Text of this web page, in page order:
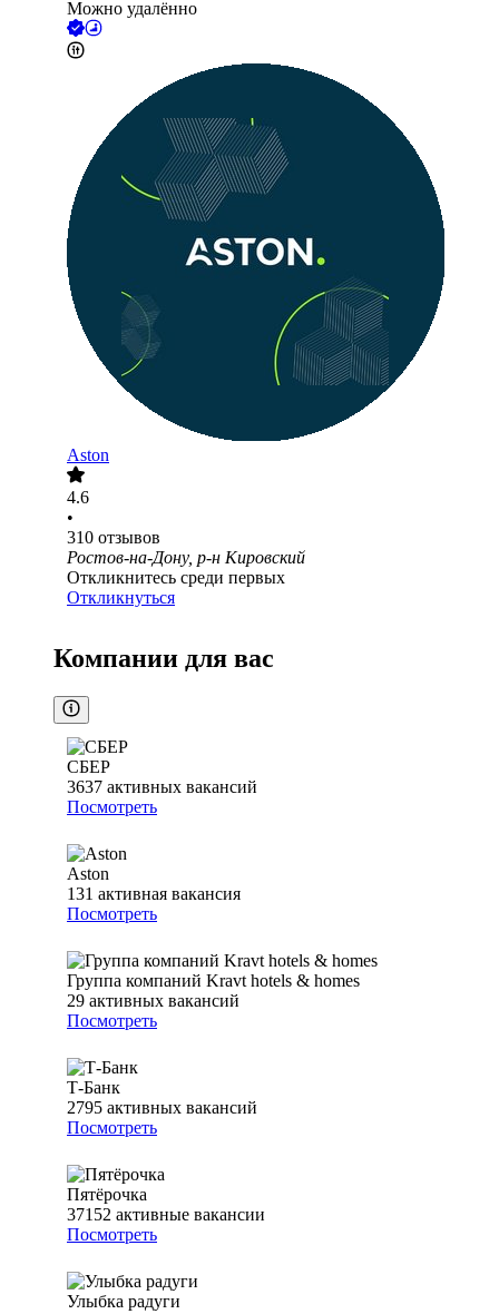
Можно удалённо
Aston
4.6
•
310 отзывов
Ростов-на-Дону, р-н Кировский
Откликнитесь среди первых
Откликнуться
Компании для вас
СБЕР
3637 активных вакансий
Посмотреть
Aston
131 активная вакансия
Посмотреть
Группа компаний Kravt hotels & homes
29 активных вакансий
Посмотреть
Т-Банк
2795 активных вакансий
Посмотреть
Пятёрочка
37152 активные вакансии
Посмотреть
Улыбка радуги